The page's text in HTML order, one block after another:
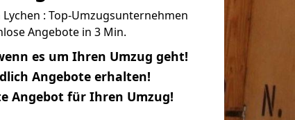
: Top-Umzugsunternehmen
Angebote in 3 Min.
es um Ihren Umzug geht!
Angebote erhalten!
Angebot für Ihren Umzug!